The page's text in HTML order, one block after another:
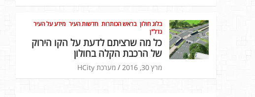
בלוג חולון בראש הכותרות חדשות העיר מידע על העיר
נדל"ן
כל מה שרציתם לדעת על הקו הירוק
של הרכבת הקלה בחולון
מרץ 30, 2016 מערכת HCity